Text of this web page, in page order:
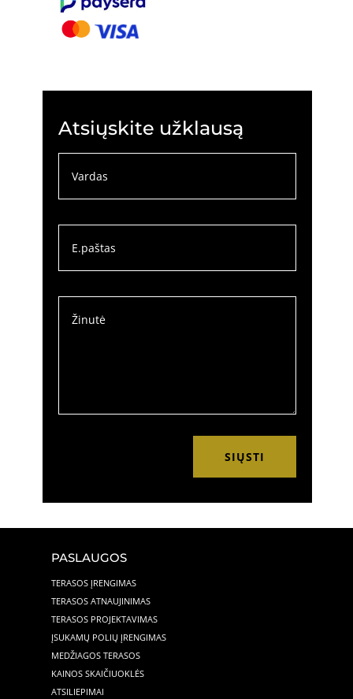
Atsiųskite užklausą
SIŲSTI
PASLAUGOS
TERASOS ĮRENGIMAS
TERASOS ATNAUJINIMAS
TERASOS PROJEKTAVIMAS
ĮSUKAMŲ POLIŲ ĮRENGIMAS
MEDŽIAGOS TERASOS
KAINOS SKAIČIUOKLĖS
ATSILIEPIMAI